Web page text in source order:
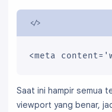
<meta
Saat ini hampir semua
viewport yang benar,